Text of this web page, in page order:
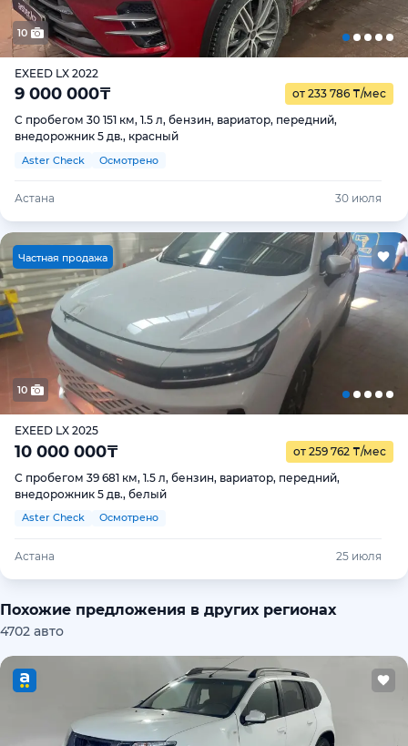
10
EXEED LX 2022
9 000 000₸ от 233 786 ₸/мес
С пробегом 30 151 км, 1.5 л, бензин, вариатор, передний,
внедорожник 5 дв., красный
Aster Check Осмотрено
Астана 30 июля
Частная продажа
10
EXEED LX 2025
10 000 000₸ от 259 762 ₸/мес
С пробегом 39 681 км, 1.5 л, бензин, вариатор, передний,
внедорожник 5 дв., белый
Aster Check Осмотрено
Астана 25 июля
Похожие предложения в других регионах
4702 авто